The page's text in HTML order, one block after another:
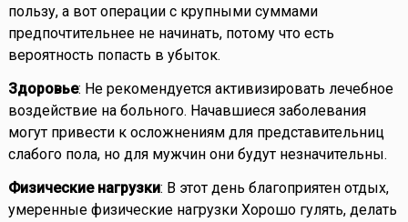
пользу, а вот операции с крупными суммами
предпочтительнее не начинать, потому что есть
вероятность попасть в убыток.
Здоровье: Не рекомендуется активизировать лечебное
воздействие на больного. Начавшиеся заболевания
могут привести к осложнениям для представительниц
слабого пола, но для мужчин они будут незначительны.
Физические нагрузки: В этот день благоприятен отдых,
умеренные физические нагрузки Хорошо гулять, делать